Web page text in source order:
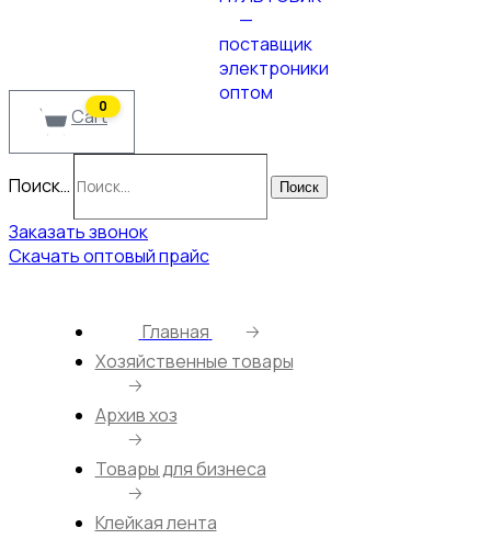
0
Cart
Поиск… Поиск
Заказать звонок
Скачать оптовый прайс
Главная
🡢
Хозяйственные товары
🡢
Архив хоз
🡢
Товары для бизнеса
🡢
Клейкая лента